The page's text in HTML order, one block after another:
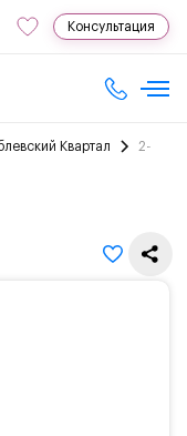
Консультация
Квартал
2-